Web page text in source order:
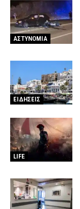
ΑΣΤΥΝΟΜΙΑ
ΕΙΔΗΣΕΙΣ
LIFE